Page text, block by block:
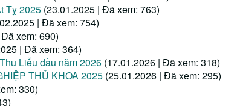
Tỵ 2025 (23.01.2025 | Đã xem: 763)
| Đã xem: 754)
xem: 690)
| Đã xem: 364)
Liễu đầu năm 2026 (17.01.2026 | Đã xem: 318)
THỦ KHOA 2025 (25.01.2026 | Đã xem: 295)
330)